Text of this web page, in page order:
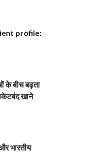
profile:
के बीच बढ़ता
खाने
भारतीय